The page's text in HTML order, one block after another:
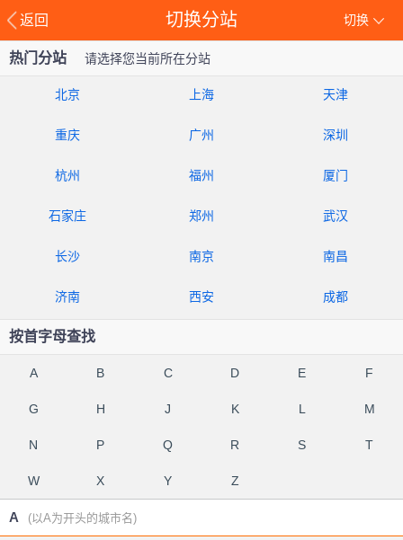
返回 切换
切换分站
热门分站 请选择您当前所在分站
北京 上海 天津
重庆 广州 深圳
杭州 福州 厦门
石家庄 郑州 武汉
长沙 南京 南昌
济南 西安 成都
按首字母查找
A B C D E F
G H J K L M
N P Q R S T
W X Y Z
A (以A为开头的城市名)